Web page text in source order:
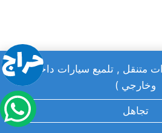
متنقل , تلميع سيارات داخلي
وخارجي )
تجاهل